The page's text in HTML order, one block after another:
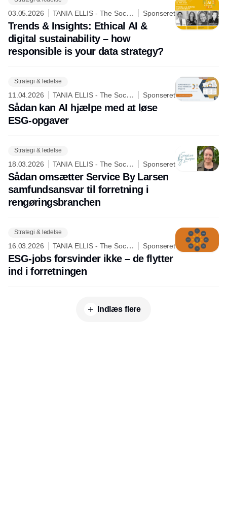
03.05.2026
TANIA ELLIS - The Social
Business Company
Sponseret
Trends & Insights: Ethical AI &
digital sustainability – how
responsible is your data strategy?
Strategi & ledelse
11.04.2026
TANIA ELLIS - The Social
Business Company
Sponseret
Sådan kan AI hjælpe med at løse
ESG-opgaver
Strategi & ledelse
18.03.2026
TANIA ELLIS - The Social
Business Company
Sponseret
Sådan omsætter Service By Larsen
samfundsansvar til forretning i
rengøringsbranchen
Strategi & ledelse
16.03.2026
TANIA ELLIS - The Social
Business Company
Sponseret
ESG-jobs forsvinder ikke – de flytter
ind i forretningen
Indlæs flere